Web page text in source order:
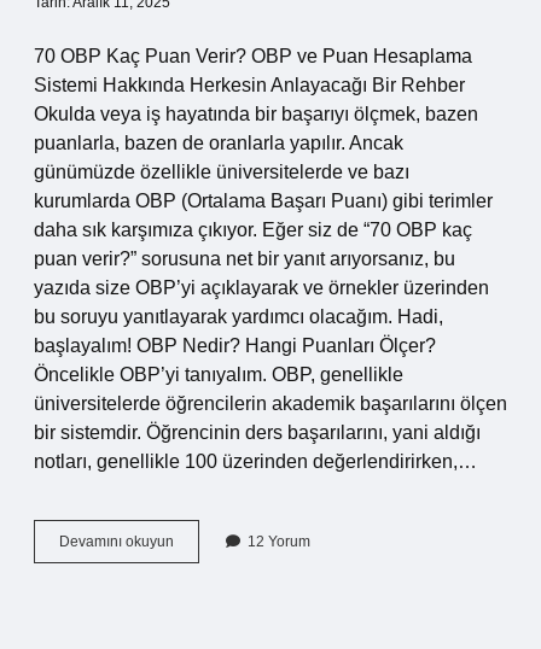
70 OBP Kaç Puan Verir? OBP ve Puan Hesaplama
Sistemi Hakkında Herkesin Anlayacağı Bir Rehber
Okulda veya iş hayatında bir başarıyı ölçmek, bazen
puanlarla, bazen de oranlarla yapılır. Ancak
günümüzde özellikle üniversitelerde ve bazı
kurumlarda OBP (Ortalama Başarı Puanı) gibi terimler
daha sık karşımıza çıkıyor. Eğer siz de “70 OBP kaç
puan verir?” sorusuna net bir yanıt arıyorsanız, bu
yazıda size OBP’yi açıklayarak ve örnekler üzerinden
bu soruyu yanıtlayarak yardımcı olacağım. Hadi,
başlayalım! OBP Nedir? Hangi Puanları Ölçer?
Öncelikle OBP’yi tanıyalım. OBP, genellikle
üniversitelerde öğrencilerin akademik başarılarını ölçen
bir sistemdir. Öğrencinin ders başarılarını, yani aldığı
notları, genellikle 100 üzerinden değerlendirirken,…
Devamını okuyun
OBP
12 Yorum